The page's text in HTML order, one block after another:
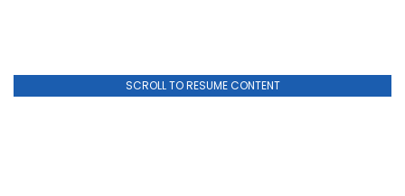
SCROLL TO RESUME CONTENT